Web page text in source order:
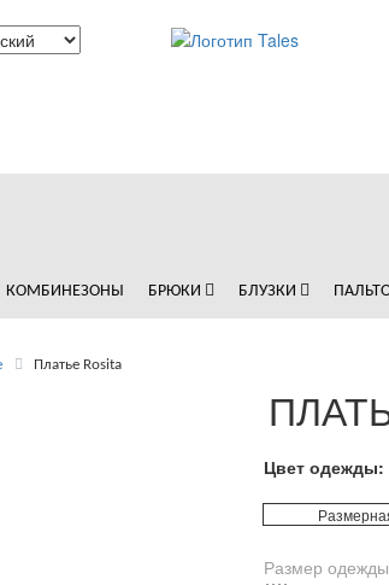
КОМБИНЕЗОНЫ БРЮКИ БЛУЗКИ
Платье Rosita
Цвет одежды:
Размер